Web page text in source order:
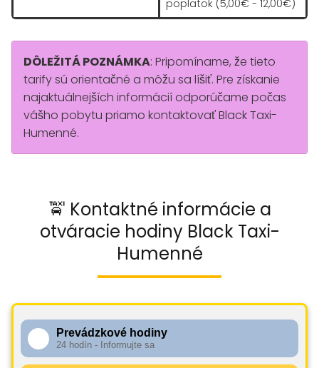
poplatok (5,00€ - 12,00€)
DÔLEŽITÁ POZNÁMKA: Pripomíname, že tieto
tarify sú orientačné a môžu sa líšiť. Pre získanie
najaktuálnejších informácií odporúčame počas
vášho pobytu priamo kontaktovať Black Taxi-
Humenné.
🚖 Kontaktné informácie a
otváracie hodiny Black Taxi-
Humenné
Prevádzkové hodiny
24 hodín - Informujte sa